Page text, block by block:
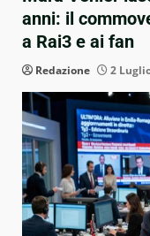
anni: il
a Rai3 e ai fan
Redazione 2